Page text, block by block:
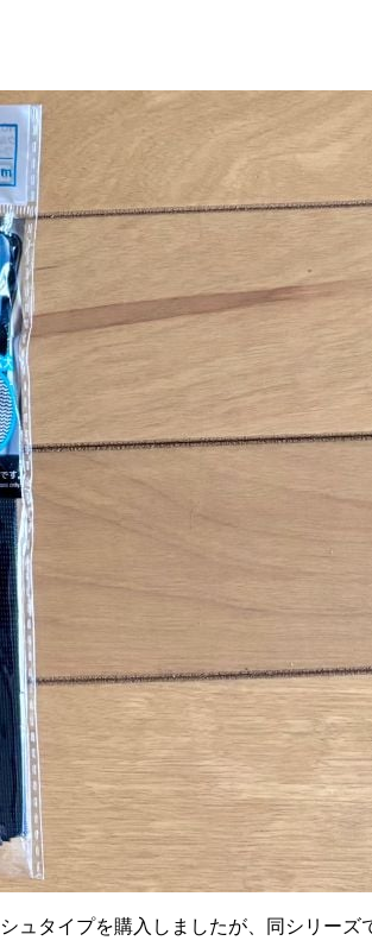
ュタイプを購入しましたが、同シリーズ